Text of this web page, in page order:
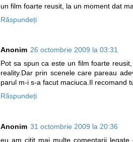
un film foarte reusit, la un moment dat
Răspundeți
Anonim 26 octombrie 2009 la 03:31
Pot sa spun ca este un film foarte
reality.Dar prin scenele care pareau
parul m-i s-a facut maciuca.Il recomand
Răspundeți
Anonim 31 octombrie 2009 la 20:36
eu am citit mai multe comentarii